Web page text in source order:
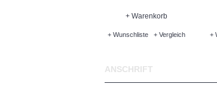
+ Warenkorb
+ Wunschliste + Vergleich +
ANSCHRIFT